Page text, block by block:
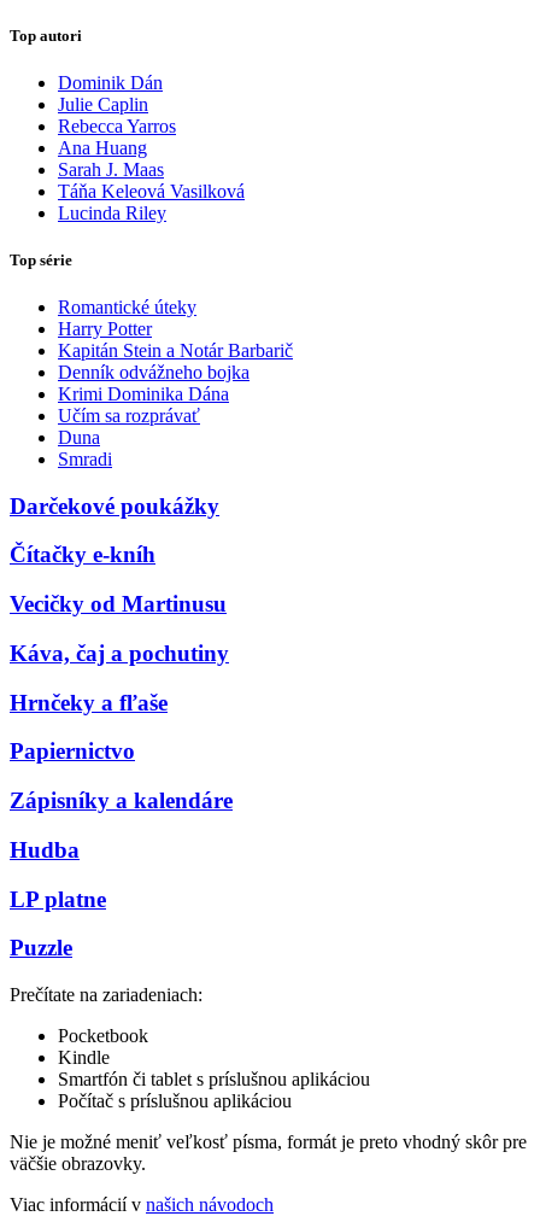
Top autori
Dominik Dán
Julie Caplin
Rebecca Yarros
Ana Huang
Sarah J. Maas
Táňa Keleová Vasilková
Lucinda Riley
Top série
Romantické úteky
Harry Potter
Kapitán Stein a Notár Barbarič
Denník odvážneho bojka
Krimi Dominika Dána
Učím sa rozprávať
Duna
Smradi
Darčekové poukážky
Čítačky e-kníh
Vecičky od Martinusu
Káva, čaj a pochutiny
Hrnčeky a fľaše
Papiernictvo
Zápisníky a kalendáre
Hudba
LP platne
Puzzle
Prečítate na zariadeniach:
Pocketbook
Kindle
Smartfón či tablet s príslušnou aplikáciou
Počítač s príslušnou aplikáciou
Nie je možné meniť veľkosť písma, formát je preto vhodný skôr pre
väčšie obrazovky.
Viac informácií v našich návodoch